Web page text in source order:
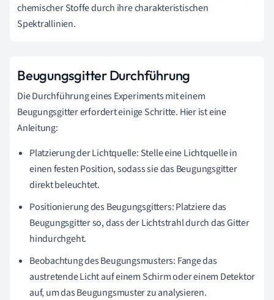
chemischer Stoffe durch ihre charakteristischen
Spektrallinien.
Beugungsgitter Durchführung
Die Durchführung eines Experiments mit einem
Beugungsgitter erfordert einige Schritte. Hier ist eine
Anleitung:
Platzierung der Lichtquelle: Stelle eine Lichtquelle in
einen festen Position, sodass sie das Beugungsgitter
direkt beleuchtet.
Positionierung des Beugungsgitters: Platziere das
Beugungsgitter so, dass der Lichtstrahl durch das Gitter
hindurchgeht.
Beobachtung des Beugungsmusters: Fange das
austretende Licht auf einem Schirm oder einem Detektor
auf, um das Beugungsmuster zu analysieren.